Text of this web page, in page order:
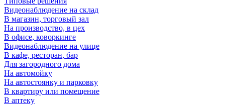
Видеонаблюдение на склад
В магазин, торговый зал
На производство, в цех
В офисе, коворкинге
Видеонаблюдение на улице
В кафе, ресторан, бар
Для загородного дома
На автомойку
На автостоянку и парковку
В квартиру или помещение
В аптеку